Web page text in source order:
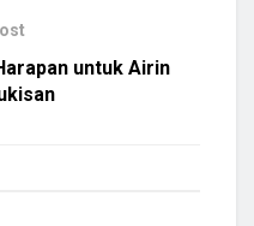
untuk Airin